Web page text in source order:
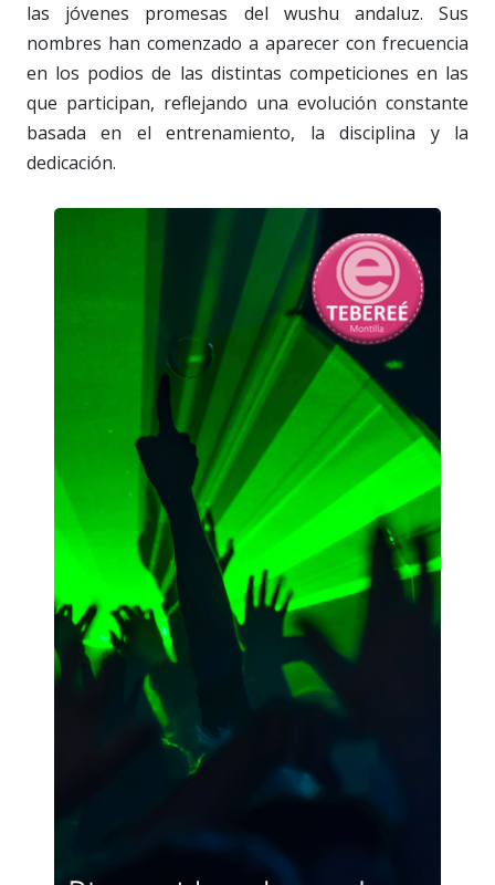
las jóvenes promesas del wushu andaluz. Sus
nombres han comenzado a aparecer con frecuencia
en los podios de las distintas competiciones en las
que participan, reflejando una evolución constante
basada en el entrenamiento, la disciplina y la
dedicación.